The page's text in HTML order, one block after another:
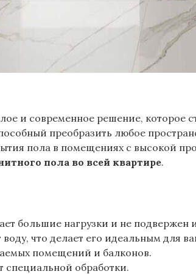
и современное решение, которое
преобразить любое
пола в помещениях с высокой
пола во всей квартире.
большие нагрузки и не подвержен
что делает его идеальным для
помещений и балконов.
специальной обработки.